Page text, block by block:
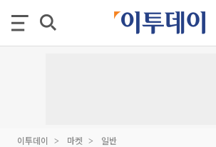
이투데이 마켓 일반